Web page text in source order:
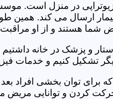
در منزل است.
ارسال می کند.
شما هستند و از او
و پزشک در خانه
تشکیل کنیم و خدمات
برای توان بخشی افراد
کردن و توانایی مریض